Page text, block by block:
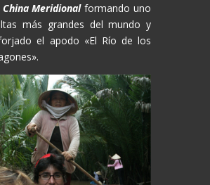
Meridionalformando uno
más grandes del mundo y
el apodo «El Río de los